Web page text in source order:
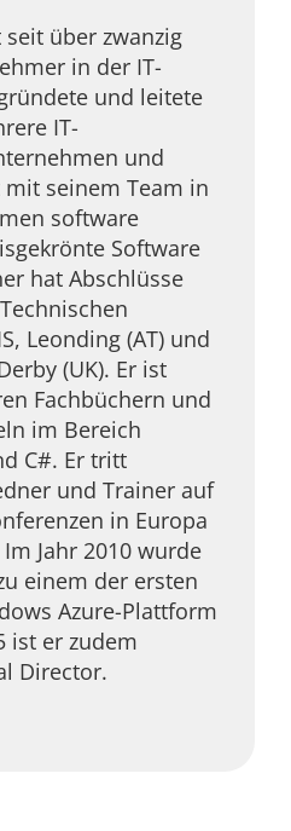
über zwanzig
in der IT-
und leitete
IT-
und
seinem Team in
software
Software
hat Abschlüsse
Leonding (AT) und
(UK). Er ist
Fachbüchern und
im Bereich
C#. Er tritt
und Trainer auf
in Europa
Jahr 2010 wurde
einem der ersten
Azure-Plattform
ist er zudem
Director.